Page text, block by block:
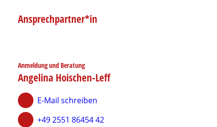
Ansprechpartner*in
Anmeldung und Beratung
Angelina Hoischen-Leff
E-Mail schreiben
+49 2551 86454 42